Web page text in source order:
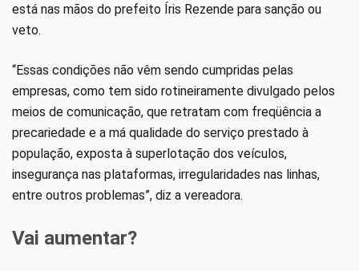
está nas mãos do prefeito Íris Rezende para sanção ou
veto.
“Essas condições não vêm sendo cumpridas pelas
empresas, como tem sido rotineiramente divulgado pelos
meios de comunicação, que retratam com freqüência a
precariedade e a má qualidade do serviço prestado à
população, exposta à superlotação dos veículos,
insegurança nas plataformas, irregularidades nas linhas,
entre outros problemas”, diz a vereadora.
Vai aumentar?